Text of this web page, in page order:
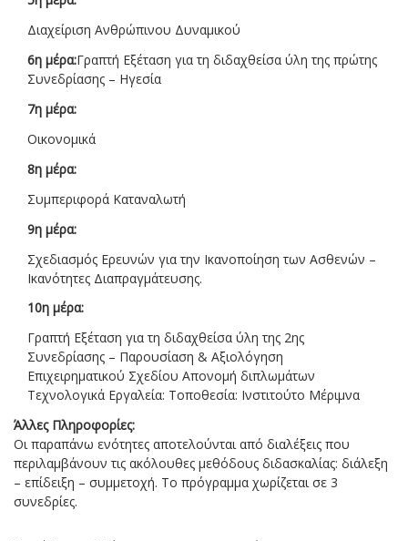
Διαχείριση Ανθρώπινου Δυναμικού
6η μέρα:Γραπτή Εξέταση για τη διδαχθείσα ύλη της πρώτης
Συνεδρίασης – Ηγεσία
7η μέρα:
Οικονομικά
8η μέρα:
Συμπεριφορά Καταναλωτή
9η μέρα:
Σχεδιασμός Ερευνών για την Ικανοποίηση των Ασθενών –
Ικανότητες Διαπραγμάτευσης.
10η μέρα:
Γραπτή Εξέταση για τη διδαχθείσα ύλη της 2ης
Συνεδρίασης – Παρουσίαση & Αξιολόγηση
Επιχειρηματικού Σχεδίου Απονομή διπλωμάτων
Τεχνολογικά Εργαλεία: Τοποθεσία: Ινστιτούτο Μέριμνα
Άλλες Πληροφορίες:
Οι παραπάνω ενότητες αποτελούνται από διαλέξεις που
περιλαμβάνουν τις ακόλουθες μεθόδους διδασκαλίας: διάλεξη
– επίδειξη – συμμετοχή. Το πρόγραμμα χωρίζεται σε 3
συνεδρίες.